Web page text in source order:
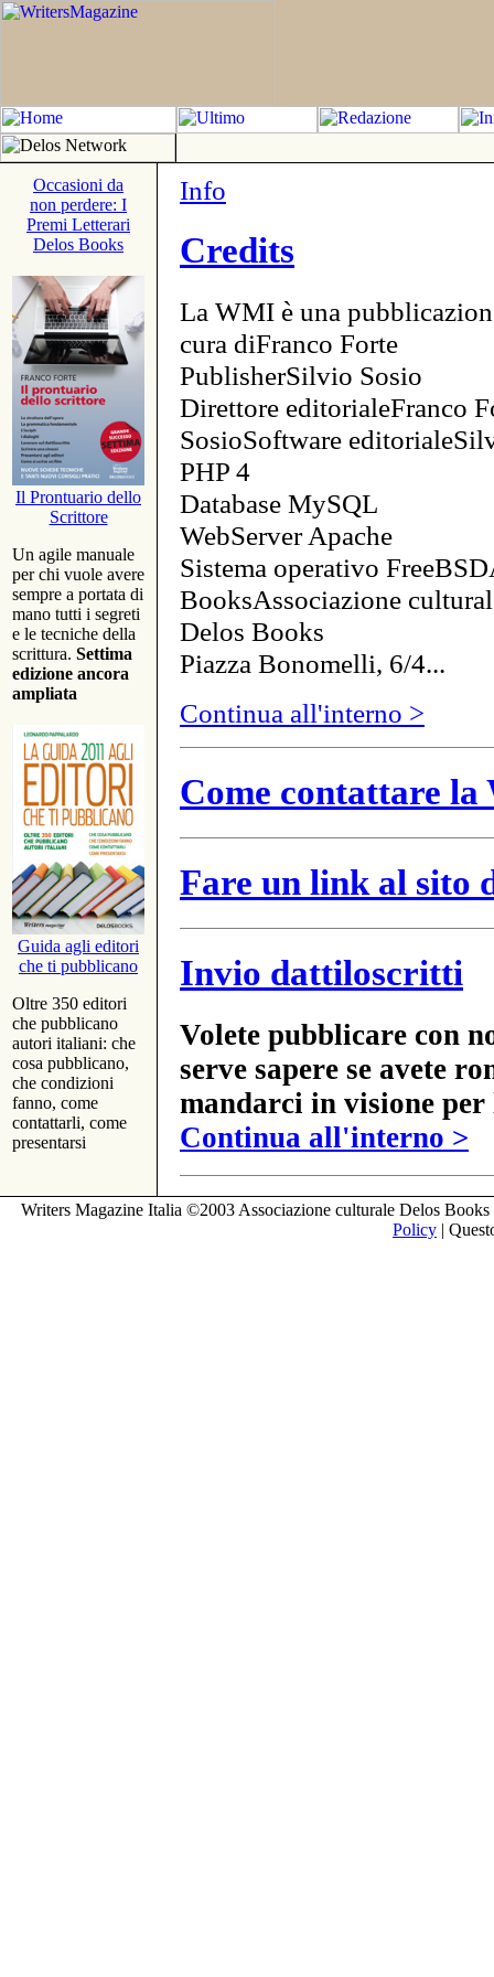
Occasioni da
non perdere: I
Premi Letterari
Delos Books
Il Prontuario dello
Scrittore
Un agile manuale
per chi vuole avere
sempre a portata di
mano tutti i segreti
e le tecniche della
scrittura. Settima
edizione ancora
ampliata
Guida agli editori
che ti pubblicano
Oltre 350 editori
che pubblicano
autori italiani: che
cosa pubblicano,
che condizioni
fanno, come
contattarli, come
presentarsi
Info
Credits
La WMI è una
cura diFranco Forte
PublisherSilvio Sosio
Direttore editorialeFranco
SosioSoftware
PHP 4
Database MySQL
WebServer Apache
Sistema operativo
BooksAssociazione
Delos Books
Piazza Bonomelli, 6/4...
Continua all'interno >
Come contattare
Fare un link al sito
Invio dattiloscritti
Volete pubblicare con
serve sapere se avete
mandarci in visione
Continua all'interno >
Writers Magazine Italia ©2003 Associazione culturale Delos
Policy |